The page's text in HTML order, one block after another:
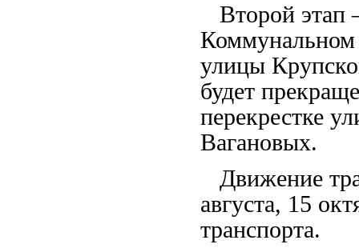
Второй этап
Коммунальном
улицы
будет
перекрестке
Вагановых.
Движение
августа, 15
транспорта.